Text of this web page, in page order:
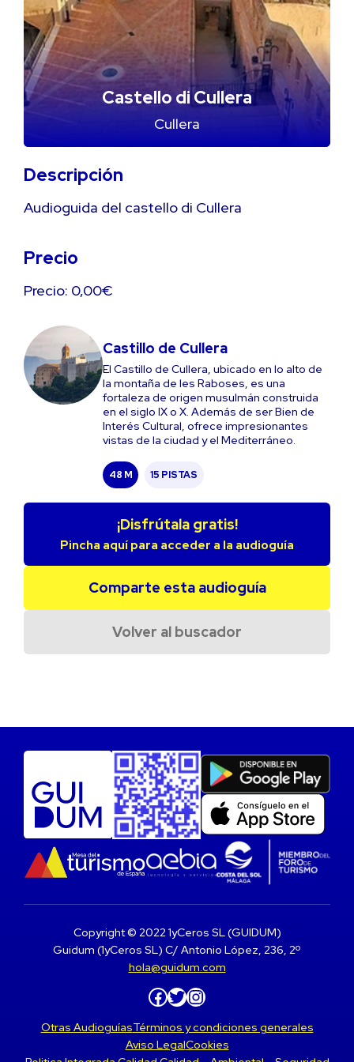
Castello di Cullera
Cullera
Descripción
Audioguida del castello di Cullera
Precio
Precio: 0,00€
Castillo de Cullera
El Castillo de Cullera, ubicado en lo alto de
la montaña de les Raboses, es una
fortaleza de origen musulmán construida
en el siglo IX o X. Además de ser Bien de
Interés Cultural, ofrece impresionantes
vistas de la ciudad y el Mediterráneo.
48 M 15 PISTAS
¡Disfrútala gratis!
Pincha aquí para acceder a la audioguía
Comparte esta audioguía
Volver al buscador
Copyright © 2022 1yCeros SL (GUIDUM)
Guidum (1yCeros SL) C/ Antonio López, 236, 2º
hola@guidum.com
Facebook Twitter Instagram
Otras AudioguíasTérminos y condiciones generales
Aviso LegalCookies